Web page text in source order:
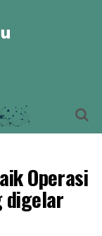
Operasi
digelar